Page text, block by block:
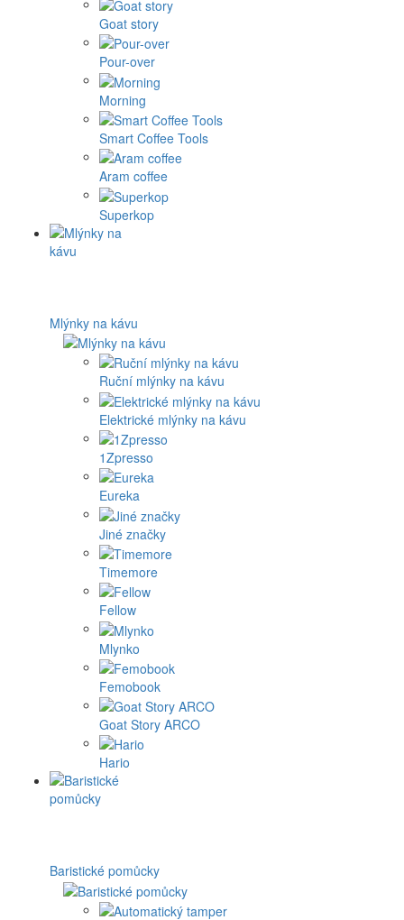
Goat story
Pour-over
Morning
Smart Coffee Tools
Aram coffee
Superkop
Mlýnky na kávu
Ruční mlýnky na kávu
Elektrické mlýnky na kávu
1Zpresso
Eureka
Jiné značky
Timemore
Fellow
Mlynko
Femobook
Goat Story ARCO
Hario
Baristické pomůcky